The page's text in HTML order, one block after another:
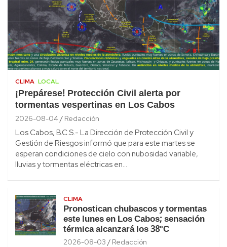
CLIMA LOCAL
¡Prepárese! Protección Civil alerta por
tormentas vespertinas en Los Cabos
2026-08-04 Redacción
Los Cabos, B.C.S.- La Dirección de Protección Civil y
Gestión de Riesgos informó que para este martes se
esperan condiciones de cielo con nubosidad variable,
lluvias y tormentas eléctricas en…
CLIMA
Pronostican chubascos y tormentas
este lunes en Los Cabos; sensación
térmica alcanzará los 38°C
2026-08-03 Redacción